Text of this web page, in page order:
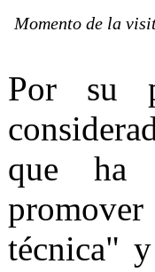
Momento de la
Por su
que ha
técnica"